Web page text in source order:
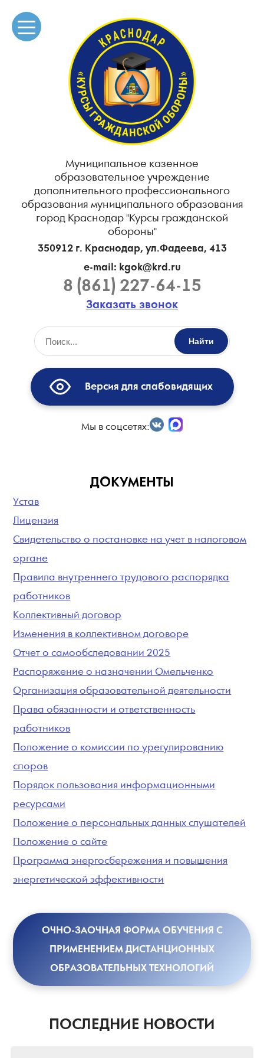
Муниципальное казенное
образовательное учреждение
дополнительного профессионального
образования муниципального образования
город Краснодар "Курсы гражданской
обороны"
350912 г. Краснодар, ул.Фадеева, 413
e-mail: kgok@krd.ru
8 (861) 227-64-15
Заказать звонок
Найти
Версия для слабовидящих
Мы в соцсетях:
ДОКУМЕНТЫ
Устав
Лицензия
Свидетельство о постановке на учет в налоговом
органе
Правила внутреннего трудового распорядка
работников
Коллективный договор
Изменения в коллективном договоре
Отчет о самообследовании 2025
Распоряжение о назначении Омельченко
Организация образовательной деятельности
Права обязанности и ответственность
работников
Положение о комиссии по урегулированию
споров
Порядок пользования информационными
ресурсами
Положение о персональных данных слушателей
Положение о сайте
Программа энергосбережения и повышения
энергетической эффективности
ОЧНО-ЗАОЧНАЯ ФОРМА ОБУЧЕНИЯ С
ПРИМЕНЕНИЕМ ДИСТАНЦИОННЫХ
ОБРАЗОВАТЕЛЬНЫХ ТЕХНОЛОГИЙ
ПОСЛЕДНИЕ НОВОСТИ